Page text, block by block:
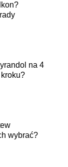
na 4
wybrać?